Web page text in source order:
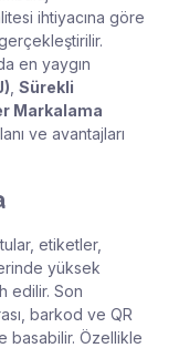
ihtiyacına göre
en yaygın
Sürekli
Markalama
ve avantajları
etiketler,
yüksek
edilir. Son
barkod ve QR
basabilir. Özellikle